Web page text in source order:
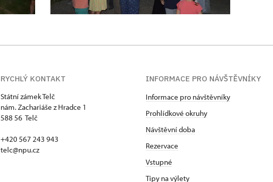
RYCHLÝ KONTAKT
Státní zámek Telč
nám. Zachariáše z Hradce 1
588 56 Telč
+420 567 243 943
telc@npu.cz
INFORMACE PRO NÁVŠTĚVNÍKY
Informace pro návštěvníky
Prohlídkové okruhy
Návštěvní doba
Rezervace
Vstupné
Tipy na výlety